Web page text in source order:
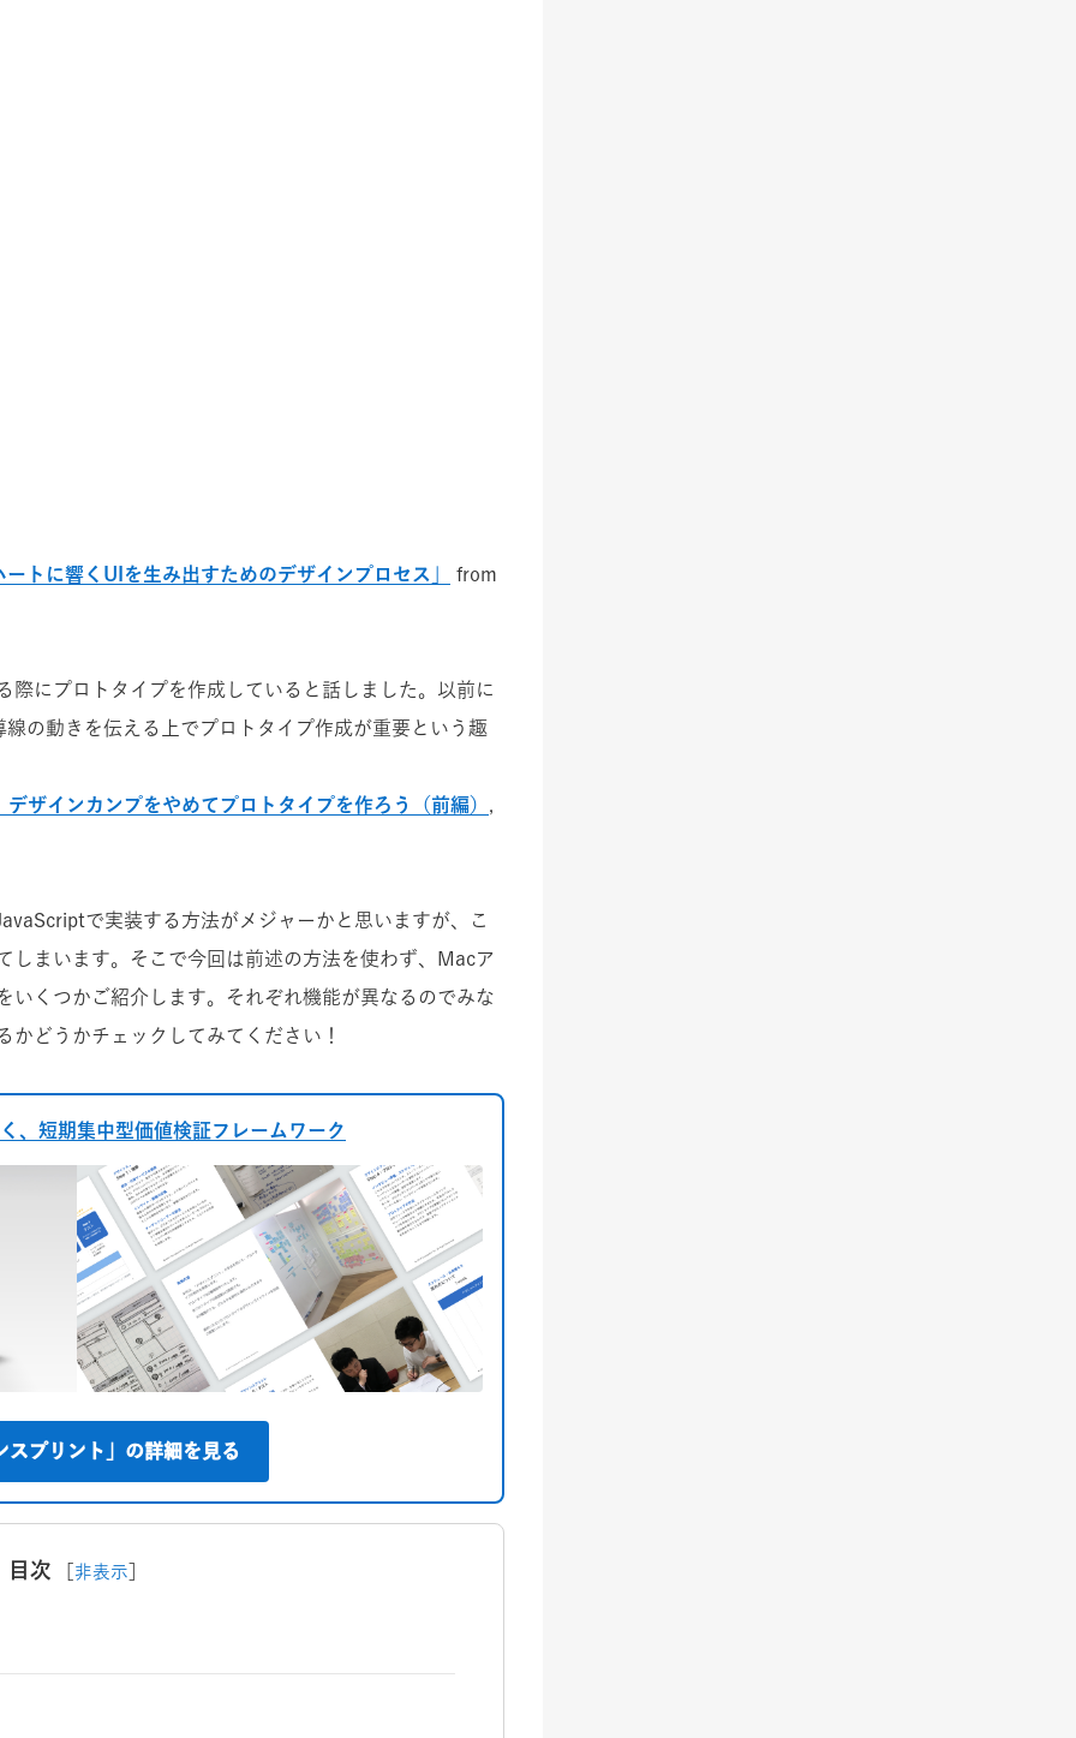
トに響くUIを生み出すためのデザインプロセス」 from
際にプロトタイプを作成していると話しました。以前に
の動きを伝える上でプロトタイプ作成が重要という趣
ザインカンプをやめてプロトタイプを作ろう（前編）
で実装する方法がメジャーかと思いますが、こ
しまいます。そこで今回は前述の方法を使わず、Macア
いくつかご紹介します。それぞれ機能が異なるのでみな
どうかチェックしてみてください！
、短期集中型価値検証フレームワーク
スプリント」の詳細を見る
目次 非表示